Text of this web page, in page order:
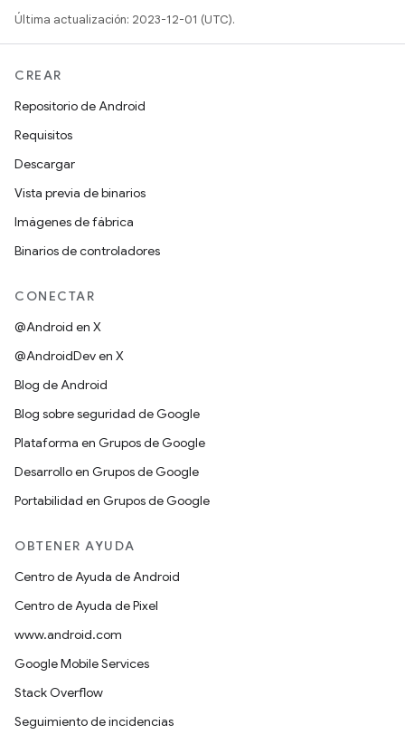
Última actualización: 2023-12-01 (UTC).
CREAR
Repositorio de Android
Requisitos
Descargar
Vista previa de binarios
Imágenes de fábrica
Binarios de controladores
CONECTAR
@Android en X
@AndroidDev en X
Blog de Android
Blog sobre seguridad de Google
Plataforma en Grupos de Google
Desarrollo en Grupos de Google
Portabilidad en Grupos de Google
OBTENER AYUDA
Centro de Ayuda de Android
Centro de Ayuda de Pixel
www.android.com
Google Mobile Services
Stack Overflow
Seguimiento de incidencias